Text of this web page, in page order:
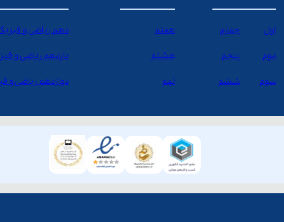
اول چهارم
دوم پنجم
سوم ششم
هفتم
هشتم
نهم
دهم ریاضی و
یازدهم ریاضی و
دوازدهم ریاضی و